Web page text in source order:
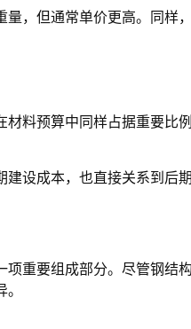
，但通常单价更高。同样
材料预算中同样占据重要
设成本，也直接关系到后
项重要组成部分。尽管钢结